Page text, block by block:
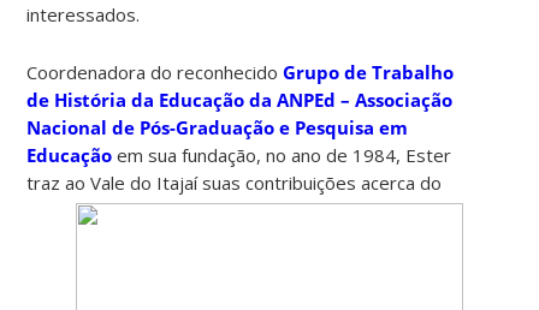
interessados.
Coordenadora do reconhecidoGrupo de Trabalho
de História da Educação da ANPEd – Associação
Nacional de Pós-Graduação e Pesquisa em
Educação em sua fundação, no ano de 1984, Ester
traz aoVale do Itajaí suas contribuições acerca do